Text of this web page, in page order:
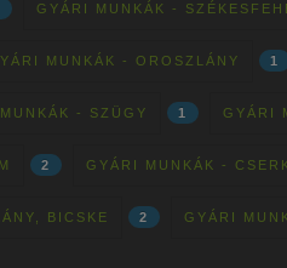
GYÁRI MUNKÁK -
MUNKÁK - OROSZLÁNY 1
- SZÜGY 1 GYÁRI
2 GYÁRI MUNKÁK -
BICSKE 2 GYÁRI